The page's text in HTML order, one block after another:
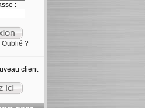
:
Oublié ?
client